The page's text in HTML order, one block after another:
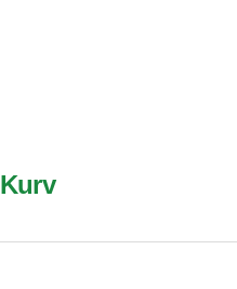
Kurv